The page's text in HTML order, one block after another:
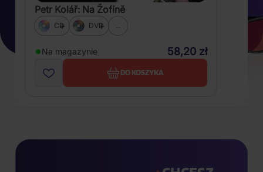
Petr Kolář: Na Žofíně
CD DVD
Na magazynie 58,20 zł
DO KOSZYKA